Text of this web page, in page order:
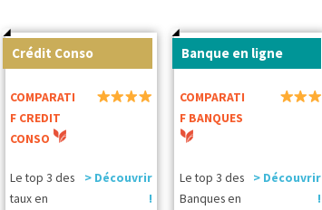
Crédit Conso
COMPARATI
F CREDIT
CONSO
Le top 3 des
taux en
> Découvrir
!
Banque en ligne
COMPARATI
F BANQUES
Le top 3 des
Banques en
> Découvrir
!